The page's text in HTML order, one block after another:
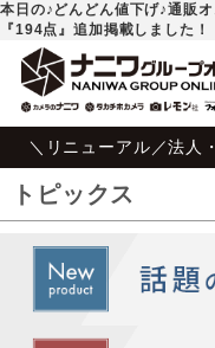
本日の♪どんどん値下げ♪通販
『194点』追加掲載しました！
＼リニューアル／法人
トピックス